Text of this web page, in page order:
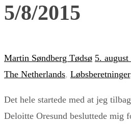
5/8/2015
Martin Søndberg Tødsø 5. august
The Netherlands, Løbsberetninger,
Det hele startede med at jeg
Deloitte Oresund besluttede mig